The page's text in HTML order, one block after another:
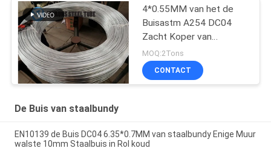
4*0.55MM van het de
Buisastm A254 DC04
Zacht Koper van
Staalbundy Met een laag
bedekt de Rolzink
MOQ:2Tons
CONTACT
De Buis van staalbundy
EN10139 de Buis DC04 6.35*0.7MM van staalbundy Enige Muur
walste 10mm Staalbuis in Rol koud